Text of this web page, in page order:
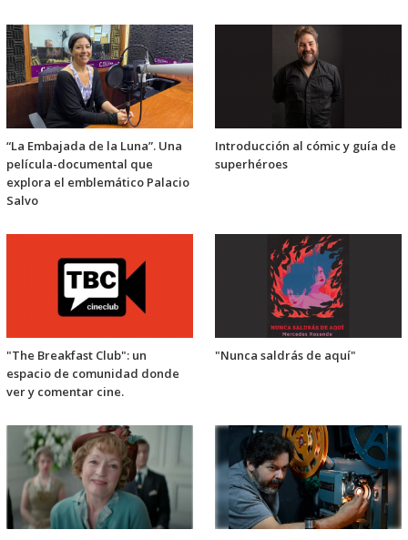
“La Embajada de la Luna”. Una
película-documental que
explora el emblemático Palacio
Salvo
Introducción al cómic y guía de
superhéroes
"The Breakfast Club": un
espacio de comunidad donde
ver y comentar cine.
"Nunca saldrás de aquí"